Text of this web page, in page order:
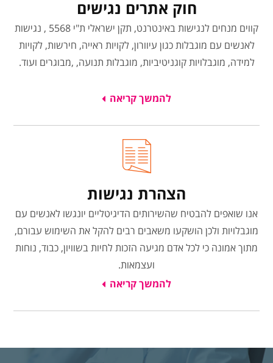
חוק אתרים נגישים
קווים מנחים לנגישות באינטרנט, תקן ישראלי ת"י 5568 , נגישות
לאנשים עם מוגבלות כגון עיוורון, לקויות ראייה, חירשות, לקויות
למידה, מוגבלויות קוגניטיביות, מוגבלות תנועה, ,מבוגרים ועוד.
להמשך קריאה
הצהרת נגישות
אנו שואפים להבטיח שהשירותים הדיגיטליים יונגשו לאנשים עם
מוגבלויות ולכן הושקעו משאבים רבים להקל את השימוש עבורם,
מתוך אמונה כי לכל אדם מגיעה הזכות לחיות בשוויון, כבוד, נוחות
ועצמאות.
להמשך קריאה